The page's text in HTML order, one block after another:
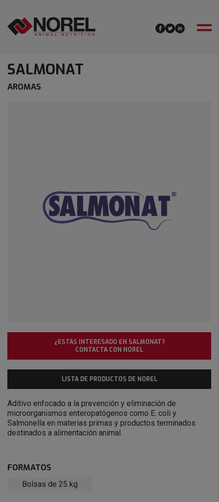
SALMONAT
AROMAS
¿ESTÁS INTERESADO EN SALMONAT?
CONTACTA CON NOREL
LISTA DE PRODUCTOS DE NOREL
Aditivo enfocado a la prevención y eliminación de
microorganismos enteropatógenos como E. coli y
Salmonella en materias primas y productos terminados
destinados a alimentación animal.
FORMATOS
Bolsas de 25 kg